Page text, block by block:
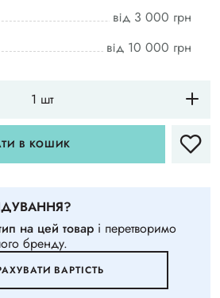
від 3 000 грн
від 10 000 грн
В КОШИК
на цей товар i перетворимо
бренду.
ВАРТIСТЬ